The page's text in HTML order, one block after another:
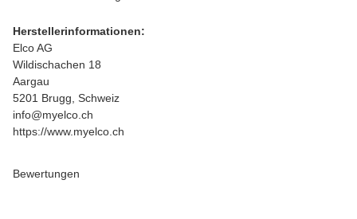
Herstellerinformationen:
Elco AG
Wildischachen 18
Aargau
5201 Brugg, Schweiz
info@myelco.ch
https://www.myelco.ch
Bewertungen